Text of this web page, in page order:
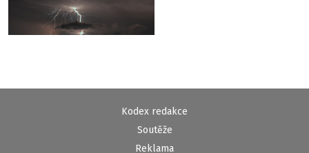
Kodex redakce
Soutěže
Reklama